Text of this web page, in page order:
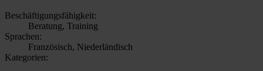
Beschäftigungsfähigkeit:
Beratung, Training
Sprachen:
Französisch, Niederländisch
Kategorien: